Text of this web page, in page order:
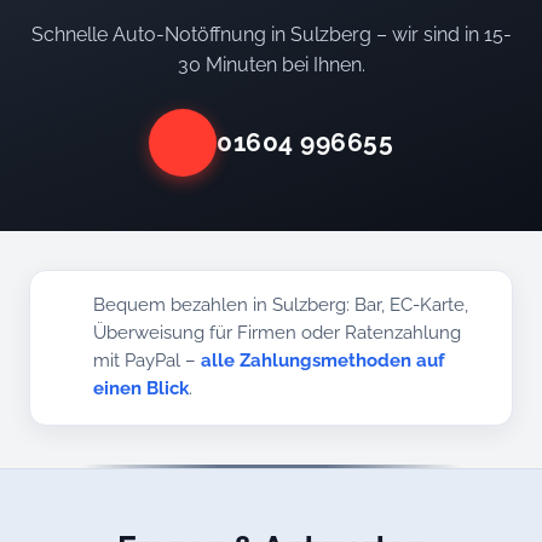
Schnelle Auto-Notöffnung in Sulzberg – wir sind in 15-
30 Minuten bei Ihnen.
01604 996655
Bequem bezahlen in Sulzberg: Bar, EC-Karte,
Überweisung für Firmen oder Ratenzahlung
mit PayPal –alle Zahlungsmethoden auf
einen Blick.